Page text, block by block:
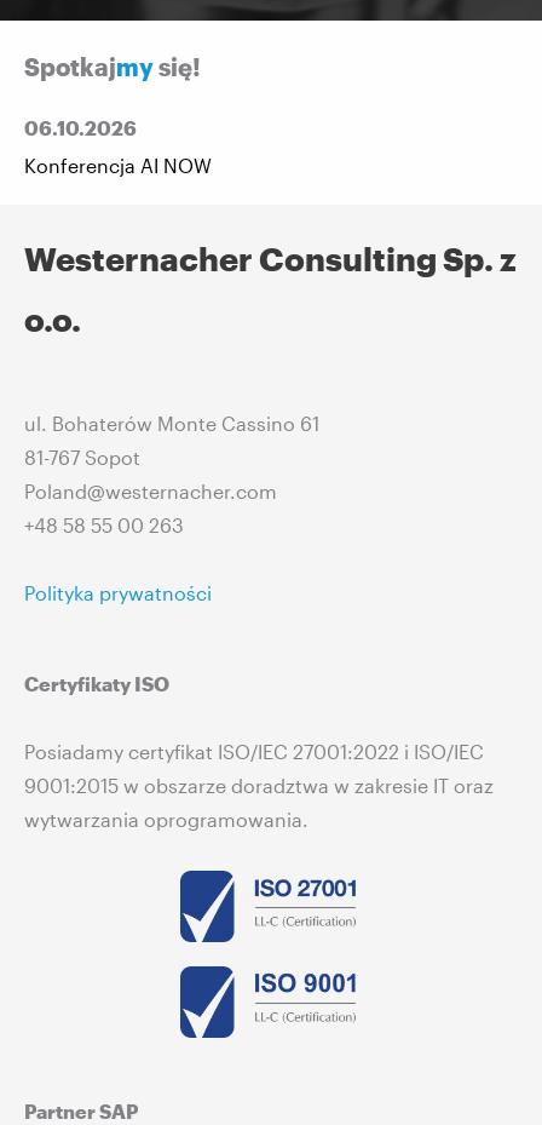
Spotkajmysię!
06.10.2026
Konferencja AI NOW
Westernacher Consulting Sp. z
o.o.
ul. Bohaterów Monte Cassino 61
81-767 Sopot
Poland@westernacher.com
+48 58 55 00 263
Polityka prywatności
Certyfikaty ISO
Posiadamy certyfikat ISO/IEC 27001:2022 i ISO/IEC
9001:2015 w obszarze doradztwa w zakresie IT oraz
wytwarzania oprogramowania.
Partner SAP